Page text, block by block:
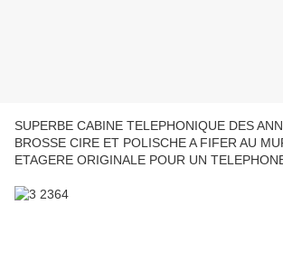
SUPERBE CABINE TELEPHONIQUE DES
BROSSE CIRE ET POLISCHE A FIFER AU
ETAGERE ORIGINALE POUR UN